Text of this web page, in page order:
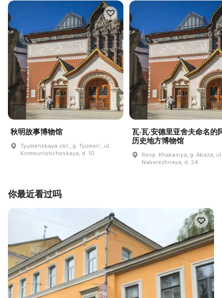
秋明故事博物馆
Tyumenskaya obl., g. Tyumenʹ, ul.
Kommunisticheskaya, d. 10
瓦·瓦·安德里亚舍夫命名的
历史地方博物馆
Resp. Khakasiya, g. Abaza, ul.
Naberezhnaya, d. 24
你最近看过吗